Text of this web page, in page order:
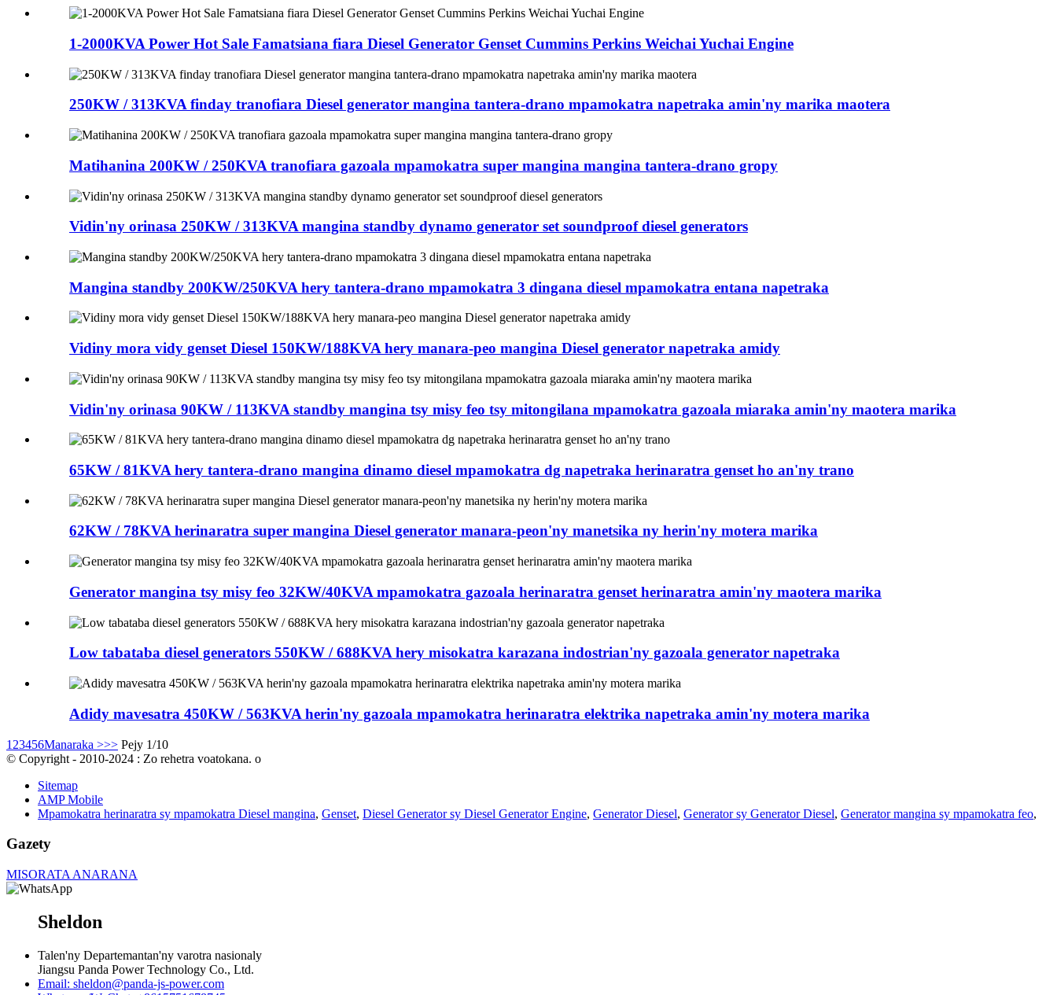
1-2000KVA Power Hot Sale Famatsiana fiara Diesel Generator Genset Cummins Perkins Weichai Yuchai Engine
250KW / 313KVA finday tranofiara Diesel generator mangina tantera-drano mpamokatra napetraka amin'ny marika maotera
Matihanina 200KW / 250KVA tranofiara gazoala mpamokatra super mangina mangina tantera-drano gropy
Vidin'ny orinasa 250KW / 313KVA mangina standby dynamo generator set soundproof diesel generators
Mangina standby 200KW/250KVA hery tantera-drano mpamokatra 3 dingana diesel mpamokatra entana napetraka
Vidiny mora vidy genset Diesel 150KW/188KVA hery manara-peo mangina Diesel generator napetraka amidy
Vidin'ny orinasa 90KW / 113KVA standby mangina tsy misy feo tsy mitongilana mpamokatra gazoala miaraka amin'ny maotera marika
65KW / 81KVA hery tantera-drano mangina dinamo diesel mpamokatra dg napetraka herinaratra genset ho an'ny trano
62KW / 78KVA herinaratra super mangina Diesel generator manara-peon'ny manetsika ny herin'ny motera marika
Generator mangina tsy misy feo 32KW/40KVA mpamokatra gazoala herinaratra genset herinaratra amin'ny maotera marika
Low tabataba diesel generators 550KW / 688KVA hery misokatra karazana indostrian'ny gazoala generator napetraka
Adidy mavesatra 450KW / 563KVA herin'ny gazoala mpamokatra herinaratra elektrika napetraka amin'ny motera marika
1 23456Manaraka >>> Pejy 1/10
© Copyright - 2010-2024 : Zo rehetra voatokana. o
Sitemap
AMP Mobile
Mpamokatra herinaratra sy mpamokatra Diesel mangina, Genset, Diesel Generator sy Diesel Generator Engine, Generator Diesel, Generator sy Generator Diesel, Generator mangina sy mpamokatra feo,
Gazety
MISORATA ANARANA
Sheldon
Talen'ny Departemantan'ny varotra nasionaly
Jiangsu Panda Power Technology Co., Ltd.
Email: sheldon@panda-js-power.com